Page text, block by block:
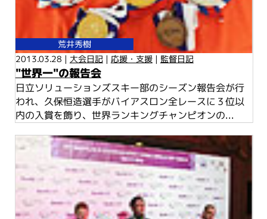
荒井秀樹
2013.03.28 | 大会日記| 応援・支援| 監督日記
"世界一"の報告会
日立ソリューションズスキー部のシーズン報告会が行
われ、久保恒造選手がバイアスロン全レースに３位以
内の入賞を飾り、世界ランキングチャンピオンの...